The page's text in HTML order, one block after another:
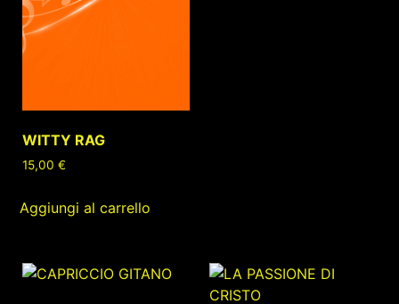
WITTY RAG
15,00€
Aggiungi al carrello